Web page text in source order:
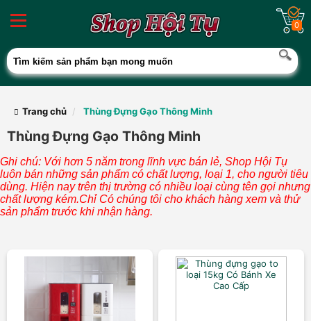
0
Trang chủ Thùng Đựng Gạo Thông Minh
Thùng Đựng Gạo Thông Minh
Ghi chú: Với hơn 5 năm trong lĩnh vực bán lẻ, Shop Hội Tụ
luôn bán những sản phẩm có chất lượng, loại 1, cho người tiêu
dùng. Hiện nay trên thị trường có nhiều loại cùng tên gọi nhưng
chất lượng kém.Chỉ Có chúng tôi cho khách hàng xem và thử
sản phẩm trước khi nhận hàng.